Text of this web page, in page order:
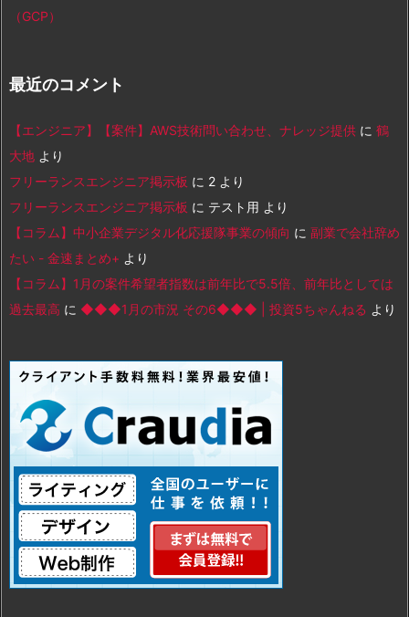
（GCP）
最近のコメント
【エンジニア】【案件】AWS技術問い合わせ、ナレッジ提供 に 鶴
大地 より
フリーランスエンジニア掲示板 に 2 より
フリーランスエンジニア掲示板 に テスト用 より
【コラム】中小企業デジタル化応援隊事業の傾向 に 副業で会社辞め
たい - 金速まとめ+ より
【コラム】1月の案件希望者指数は前年比で5.5倍、前年比としては
過去最高 に ◆◆◆1月の市況 その6◆◆◆ | 投資5ちゃんねる より